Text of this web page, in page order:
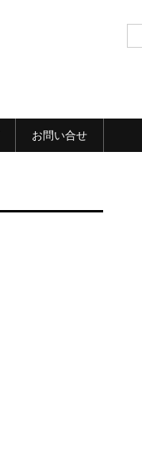
お問い合せ